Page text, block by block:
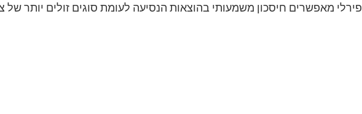
פירלי מאפשרים חיסכון משמעותי בהוצאות הנסיעה לעומת סוגים זולים יותר של